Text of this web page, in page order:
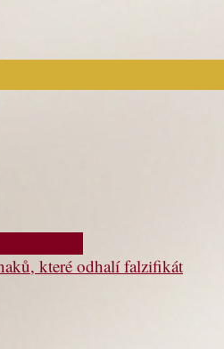
které odhalí falzifikát